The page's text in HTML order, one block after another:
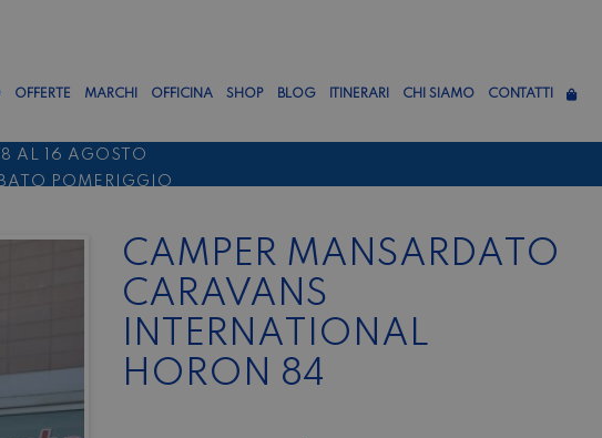
OFFERTE MARCHI OFFICINA SHOP BLOG ITINERARI CHI SIAMO CONTATTI
AL 16 AGOSTO
POMERIGGIO
CAMPER MANSARDATO
CARAVANS
INTERNATIONAL
HORON 84